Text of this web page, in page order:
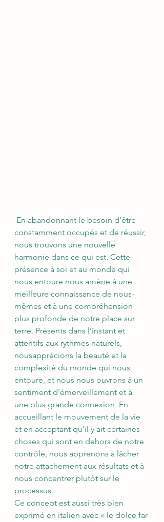
constamment occupés et de réussir,
nous trouvons une nouvelle
harmonie dans ce qui est. Cette
présence à soi et au monde qui
nous entoure nous amène à une
meilleure connaissance de nous-
mêmes et à une compréhension
plus profonde de notre place sur
terre. Présents dans l’instant et
attentifs aux rythmes naturels,
nousapprécions la beauté et la
complexité du monde qui nous
entoure, et nous nous ouvrons à un
sentiment d'émerveillement et à
une plus grande connexion. En
accueillant le mouvement de la vie
et en acceptant qu'il y ait certaines
choses qui sont en dehors de notre
contrôle, nous apprenons à lâcher
notre attachement aux résultats et à
nous concentrer plutôt sur le
processus.
Ce concept est aussi très bien
exprimé en italien avec « le dolce far